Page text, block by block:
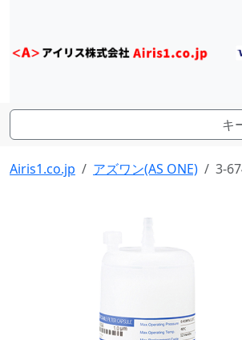
Airis1.co.jp アズワン(AS ONE) 3-